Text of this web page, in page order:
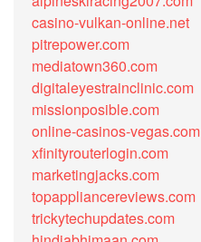
casino-vulkan-online.net
pitrepower.com
mediatown360.com
digitaleyestrainclinic.com
missionposible.com
online-casinos-vegas.com
xfinityrouterlogin.com
marketingjacks.com
topappliancereviews.com
trickytechupdates.com